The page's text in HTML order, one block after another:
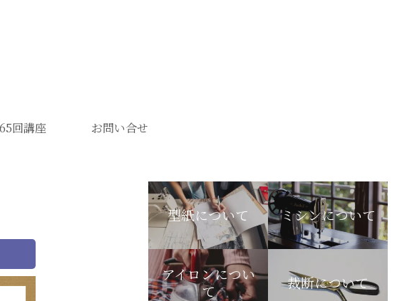
回講座 お問い合せ
型紙について ミシンについて
アイロンについ
て
裁断について